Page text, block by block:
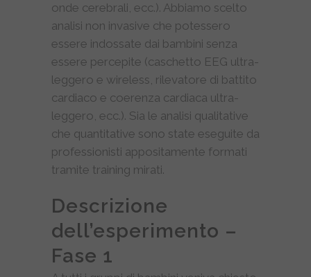
onde cerebrali, ecc.). Abbiamo scelto
analisi non invasive che potessero
essere indossate dai bambini senza
essere percepite (caschetto EEG ultra-
leggero e wireless, rilevatore di battito
cardiaco e coerenza cardiaca ultra-
leggero, ecc.). Sia le analisi qualitative
che quantitative sono state eseguite da
professionisti appositamente formati
tramite training mirati.
Descrizione
dell’esperimento –
Fase 1